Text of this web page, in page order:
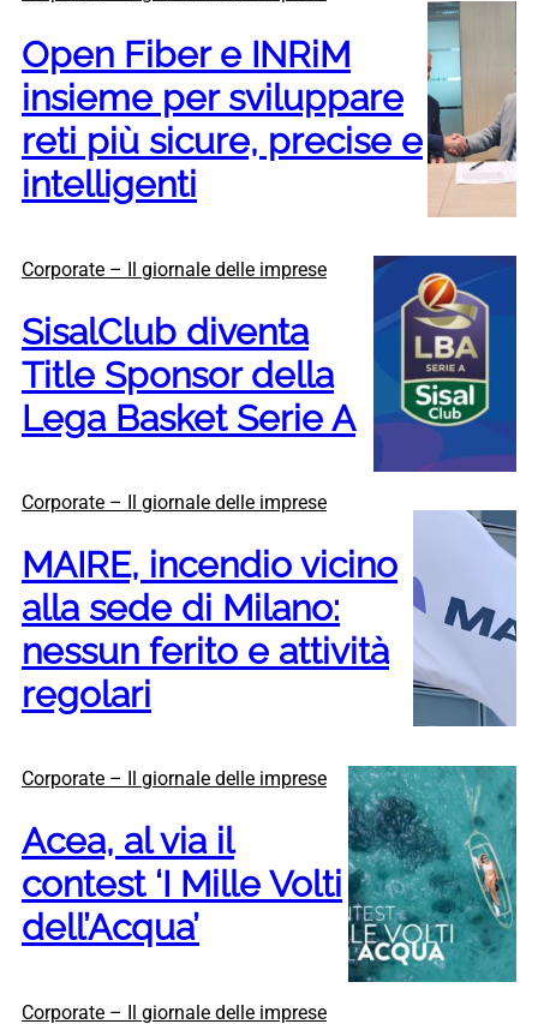
Open Fiber e INRiM
insieme per sviluppare
reti più sicure, precise e
intelligenti
Corporate – Il giornale delle imprese
SisalClub diventa
Title Sponsor della
Lega Basket Serie A
Corporate – Il giornale delle imprese
MAIRE, incendio vicino
alla sede di Milano:
nessun ferito e attività
regolari
Corporate – Il giornale delle imprese
Acea, al via il
contest ‘I Mille Volti
dell’Acqua’
Corporate – Il giornale delle imprese